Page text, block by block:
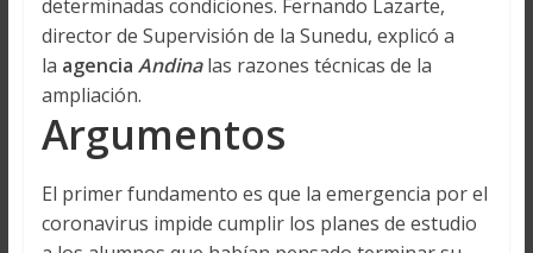
determinadas condiciones. Fernando Lazarte,
director de Supervisión de la Sunedu, explicó a
la agencia Andina las razones técnicas de la
ampliación.
Argumentos
El primer fundamento es que la emergencia por el
coronavirus impide cumplir los planes de estudio